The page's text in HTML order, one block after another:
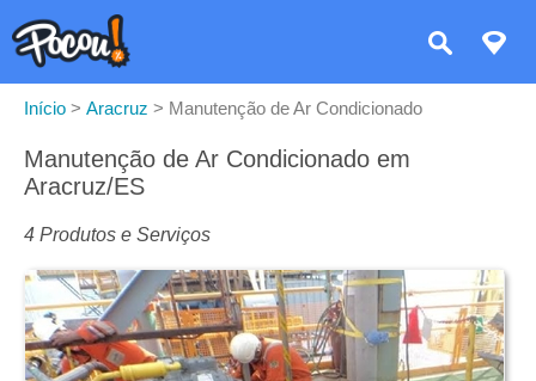
Início > Aracruz > Manutenção de Ar Condicionado
Manutenção de Ar Condicionado em
Aracruz/ES
4 Produtos e Serviços